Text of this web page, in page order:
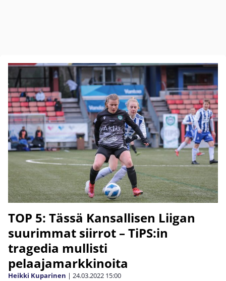
TOP 5: Tässä Kansallisen Liigan
suurimmat siirrot – TiPS:in
tragedia mullisti
pelaajamarkkinoita
Heikki Kuparinen | 24.03.2022 15:00